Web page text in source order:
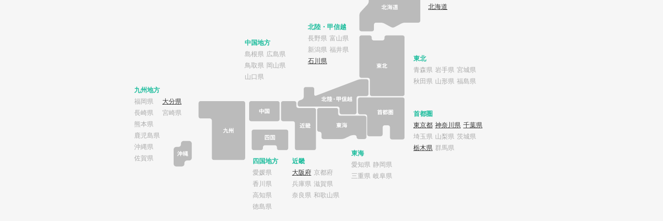
北海道
東北
青森県 岩手県 宮城県
秋田県 山形県 福島県
北陸・甲信越
長野県 富山県
新潟県 福井県
石川県
首都圏
東京都 神奈川県 千葉県
埼玉県 山梨県 茨城県
栃木県 群馬県
東海
愛知県 静岡県
三重県 岐阜県
近畿
大阪府 京都府
兵庫県 滋賀県
奈良県 和歌山県
中国地方
島根県 広島県
鳥取県 岡山県
山口県
四国地方
愛媛県
香川県
高知県
徳島県
九州地方
福岡県
長崎県
熊本県
鹿児島県
沖縄県
佐賀県
大分県
宮崎県